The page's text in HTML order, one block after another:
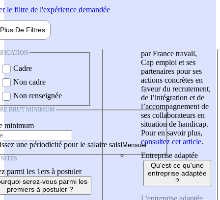
le filtre de l'expérience demandée
Plus De Filtres
Cadre
Non cadre
Non renseignée
BRUT MINIMUM
minimum
une périodicité pour le salaire saisi
parmi les 1ers à postuler
serez-vous parmi les
premiers à postuler ?
par France travail,
Cap emploi et ses
partenaires pour ses
actions concrètes en
faveur du recrutement,
de l’intégration et de
l’accompagnement de
ses collaborateurs en
situation de handicap.
Pour en savoir plus,
consultez cet article.
Entreprise adaptée
Qu'est-ce qu'une
entreprise adaptée
?
L'entreprise adaptée